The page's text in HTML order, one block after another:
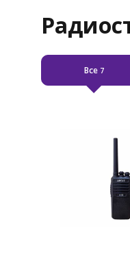
Все 7